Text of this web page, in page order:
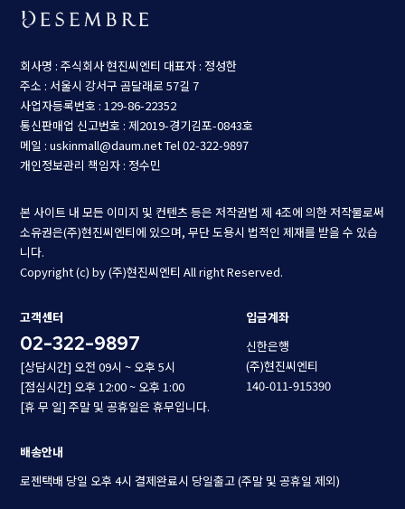
회사명 : 주식회사 현진씨엔티 대표자 : 정성한
주소 : 서울시 강서구 곰달래로 57길 7
사업자등록번호 : 129-86-22352
통신판매업 신고번호 : 제2019-경기김포-0843호
메일 : uskinmall@daum.netTel 02-322-9897
개인정보관리 책임자 : 정수민
본 사이트 내 모든 이미지 및 컨텐츠 등은 저작권법 제 4조에 의한 저작물로써
소유권은(주)현진씨엔티에 있으며, 무단 도용시 법적인 제재를 받을 수 있습
니다.
Copyright (c) by (주)현진씨엔티 All right Reserved.
고객센터
02-322-9897
[상담시간] 오전 09시 ~ 오후 5시
[점심시간] 오후 12:00 ~ 오후 1:00
[휴 무 일] 주말 및 공휴일은 휴무입니다.
입금계좌
신한은행
(주)현진씨엔티
140-011-915390
배송안내
로젠택배 당일 오후 4시 결제완료시 당일출고 (주말 및 공휴일 제외)